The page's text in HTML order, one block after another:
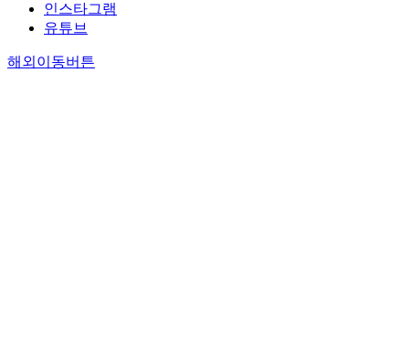
인스타그램
유튜브
해외이동버튼